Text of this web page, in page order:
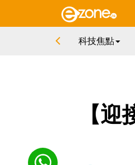
科技焦點
【